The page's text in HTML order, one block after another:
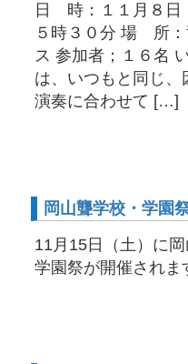
日 時：１１月８日
５時３０分 場 所：
ス 参加者；１６名
は、いつもと同じ、
演奏に合わせて […]
岡山聾学校・学園
11月15日（土）に
学園祭が開催されま